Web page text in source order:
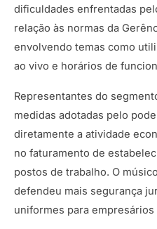
dificuldades enfrentadas
relação às normas da
envolvendo temas como
ao vivo e horários de
Representantes do
medidas adotadas pelo
diretamente a atividade
no faturamento de
postos de trabalho. O
defendeu mais segurança
uniformes para